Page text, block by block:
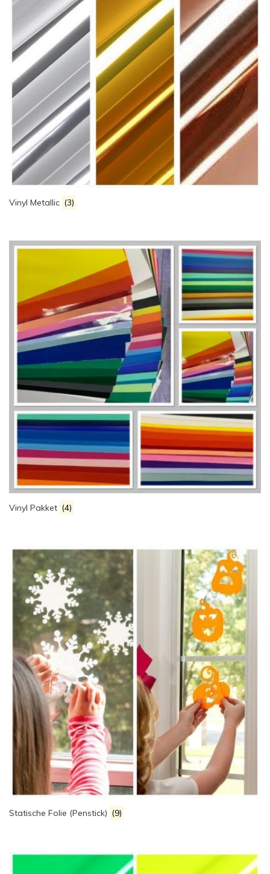
Vinyl Metallic (3)
Vinyl Pakket (4)
Statische Folie (Penstick) (9)